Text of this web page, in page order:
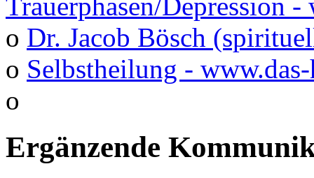
Trauerphasen/Depression
o Dr. Jacob Bösch
o Selbstheilung -
o
Ergänzende